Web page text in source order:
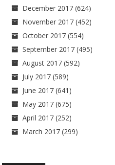
December 2017 (624)
November 2017 (452)
October 2017 (554)
September 2017 (495)
August 2017 (592)
July 2017 (589)
June 2017 (641)
May 2017 (675)
April 2017 (252)
March 2017 (299)